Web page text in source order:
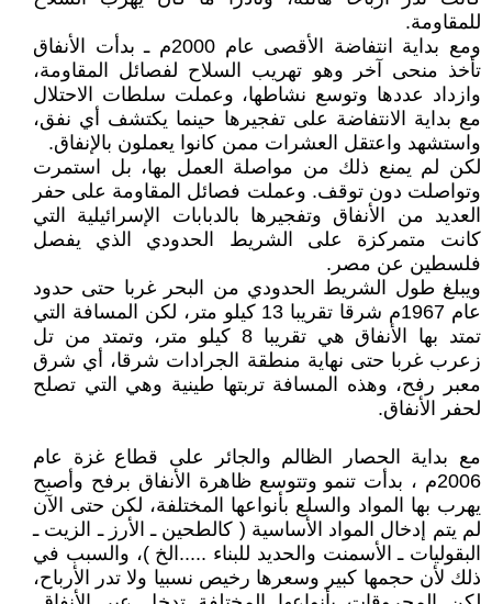
للمقاومة.
ومع بداية انتفاضة الأقصى عام 2000م ـ بدأت الأنفاق
تأخذ منحى آخر وهو تهريب السلاح لفصائل المقاومة،
وازداد عددها وتوسع نشاطها، وعملت سلطات الاحتلال
مع بداية الانتفاضة على تفجيرها حينما يكتشف أي نفق،
واستشهد واعتقل العشرات ممن كانوا يعملون بالإنفاق.
لكن لم يمنع ذلك من مواصلة العمل بها، بل استمرت
وتواصلت دون توقف. وعملت فصائل المقاومة على حفر
العديد من الأنفاق وتفجيرها بالدبابات الإسرائيلية التي
كانت متمركزة على الشريط الحدودي الذي يفصل
فلسطين عن مصر.
ويبلغ طول الشريط الحدودي من البحر غربا حتى حدود
عام 1967م شرقا تقريبا 13 كيلو متر، لكن المسافة التي
تمتد بها الأنفاق هي تقريبا 8 كيلو متر، وتمتد من تل
زعرب غربا حتى نهاية منطقة الجرادات شرقا، أي شرق
معبر رفح، وهذه المسافة تربتها طينية وهي التي تصلح
لحفر الأنفاق.
مع بداية الحصار الظالم والجائر على قطاع غزة عام
2006م ، بدأت تنمو وتتوسع ظاهرة الأنفاق برفح وأصبح
يهرب بها المواد والسلع بأنواعها المختلفة، لكن حتى الآن
لم يتم إدخال المواد الأساسية ( كالطحين ـ الأرز ـ الزيت ـ
البقوليات ـ الأسمنت والحديد للبناء .....الخ )، والسبب في
ذلك لأن حجمها كبير وسعرها رخيص نسبيا ولا تدر الأرباح،